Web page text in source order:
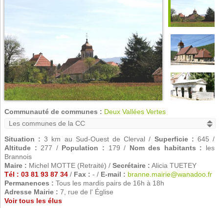
Communauté de communes : Deux Vallées Vertes
Situation : 3 km au Sud-Ouest de Clerval / Superficie : 645 /
Altitude : 277 / Population : 179 / Nom des habitants : les
Brannois
Maire : Michel MOTTE (Retraité) / Secrétaire : Alicia TUETEY
Tél : 03 81 93 87 34/ Fax : - / E-mail : branne.mairie@wanadoo.fr
Permanences : Tous les mardis pairs de 16h à 18h
Adresse Mairie : 7, rue de l' Église
Voir tous les élus